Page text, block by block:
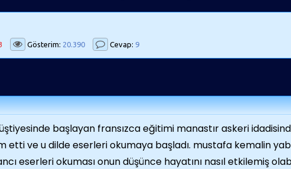
Gösterim: 20.390 Cevap: 9
başlayan fransızca eğitimi manastır askeri
etti ve u dilde eserleri okumaya başladı. mustafa kemalin
eserleri okuması onun düşünce hayatını nasıl etkilemiş